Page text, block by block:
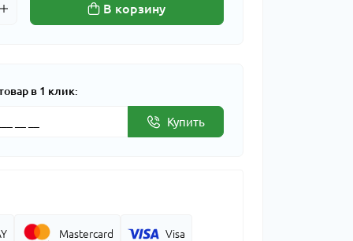
В корзину
в 1 клик:
Купить
Mastercard Visa